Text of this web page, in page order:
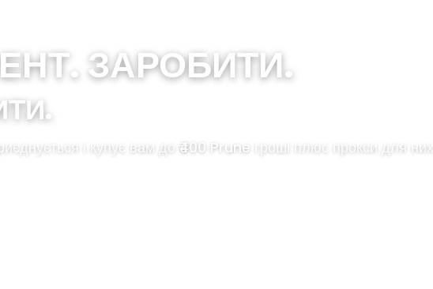
ЗАРОБИТИ.
і купує вам до ₹400 Prune гроші плюс прокси для них.